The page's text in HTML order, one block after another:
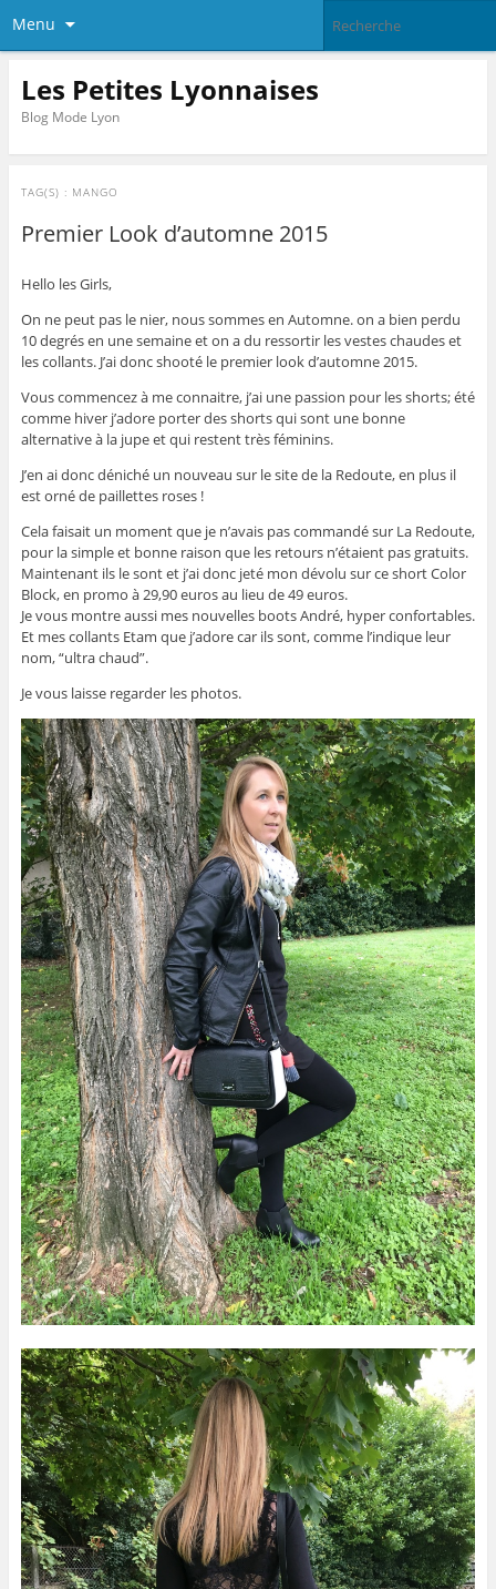
Menu
Les Petites Lyonnaises
Blog Mode Lyon
TAG(S) : MANGO
Premier Look d’automne 2015
Hello les Girls,
On ne peut pas le nier, nous sommes en Automne. on a bien perdu
10 degrés en une semaine et on a du ressortir les vestes chaudes et
les collants. J’ai donc shooté le premier look d’automne 2015.
Vous commencez à me connaitre, j’ai une passion pour les shorts; été
comme hiver j’adore porter des shorts qui sont une bonne
alternative à la jupe et qui restent très féminins.
J’en ai donc déniché un nouveau sur le site de la Redoute, en plus il
est orné de paillettes roses !
Cela faisait un moment que je n’avais pas commandé sur La Redoute,
pour la simple et bonne raison que les retours n’étaient pas gratuits.
Maintenant ils le sont et j’ai donc jeté mon dévolu sur ce short Color
Block, en promo à 29,90 euros au lieu de 49 euros.
Je vous montre aussi mes nouvelles boots André, hyper confortables.
Et mes collants Etam que j’adore car ils sont, comme l’indique leur
nom, “ultra chaud”.
Je vous laisse regarder les photos.